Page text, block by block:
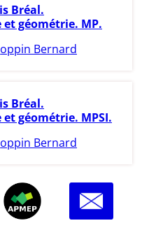
Bréal.
géométrie. MP.
Bernard
Bréal.
géométrie. MPSI.
Bernard